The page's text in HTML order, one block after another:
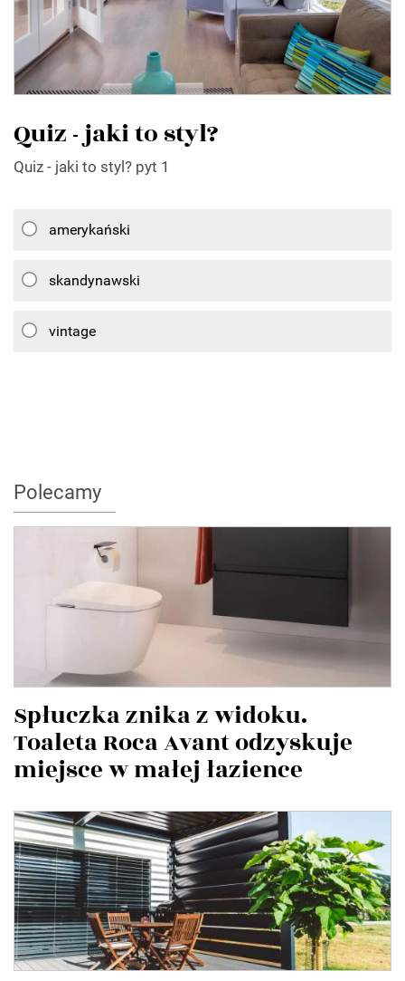
Quiz - jaki to styl?
Quiz - jaki to styl? pyt 1
amerykański
skandynawski
vintage
Polecamy
Spłuczka znika z widoku.
Toaleta Roca Avant odzyskuje
miejsce w małej łazience